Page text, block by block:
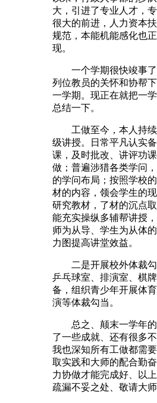
大，引进了专业人才，
很大的前进，人力资本
规范，本能机能感化也
现。
一个学期很快竣事了
列位教员的关怀和协帮
一学期。现正在就把一
总结一下。
工做至今，本人持续
级讲授。日常平凡认实
课，及时批改、讲评功
做；普遍涉猎各类学问
的学问布局；按照学校
材的内容，领会学生的
研究教材，了材的沉点
能充实操纵多辅帮讲授
师为从导、学生为从体
力图提高讲堂效益。
二是开展校外体裁勾
乒乓球室、排演室、棋
备，组织青少年开展体
演等体裁勾当。
总之、颠末一学年的
了一些成就、还有很多不
我也深知所有工做都需
取实践和大师的配合勤
力协做才能完成好、以
疏漏不妥之处、敬请大师